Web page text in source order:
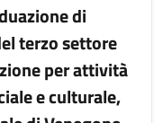
di
terzo settore
per attività
e culturale,